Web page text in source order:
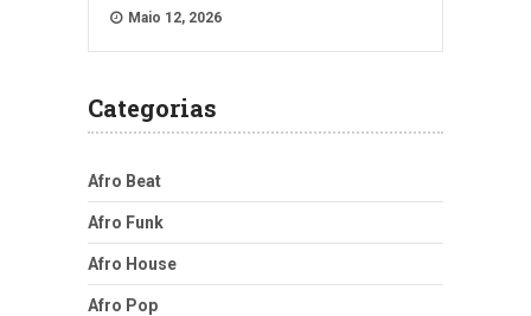
Maio 12, 2026
Categorias
Afro Beat
Afro Funk
Afro House
Afro Pop